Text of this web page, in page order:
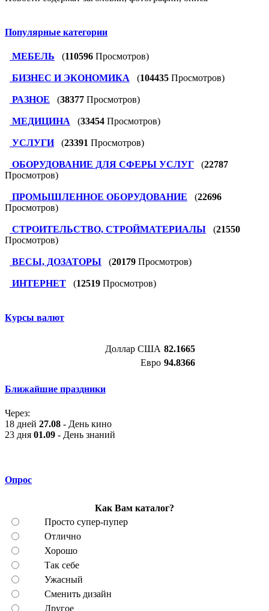
Популярные категории
МЕБЕЛЬ (110596 Просмотров)
БИЗНЕС И ЭКОНОМИКА (104435 Просмотров)
РАЗНОЕ (38377 Просмотров)
МЕДИЦИНА (33454 Просмотров)
УСЛУГИ (23391 Просмотров)
ОБОРУДОВАНИЕ ДЛЯ СФЕРЫ УСЛУГ (22787
Просмотров)
ПРОМЫШЛЕННОЕ ОБОРУДОВАНИЕ (22696
Просмотров)
СТРОИТЕЛЬСТВО, СТРОЙМАТЕРИАЛЫ (21550
Просмотров)
ВЕСЫ, ДОЗАТОРЫ (20179 Просмотров)
ИНТЕРНЕТ (12519 Просмотров)
Курсы валют
Доллар США 82.1665
Евро 94.8366
Ближайшие праздники
Через:
18 дней 27.08 - День кино
23 дня 01.09 - День знаний
Опрос
Как Вам каталог?
Просто супер-пупер
Отлично
Хорошо
Так себе
Ужасный
Сменить дизайн
Другое